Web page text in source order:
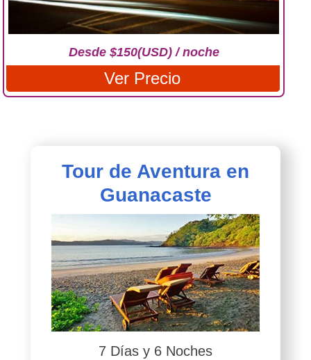
Desde $150(USD) / noche
Ver Precio
Tour de Aventura en
Guanacaste
7 Días y 6 Noches